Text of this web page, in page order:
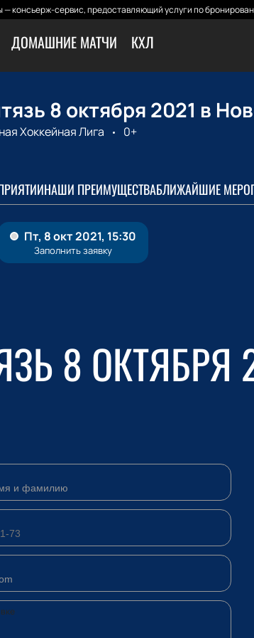
консьерж-сервис, предоставляющий услуги по
ДОМАШНИЕ МАТЧИ КХЛ
8 октября 2021 в
Хоккейная Лига
0+
НАШИ ПРЕИМУЩЕСТВАБЛИЖАЙШИЕ
8 ОКТЯБРЯ